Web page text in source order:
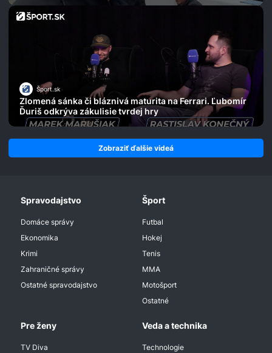
Šport.sk
Zlomená sánka či bláznivá maturita na Ferrari. Ľubomír
Ďuriš odkrýva zákulisie tvrdej hry
Zobraziť ďalšie videá
Spravodajstvo
Domáce správy
Ekonomika
Krimi
Zahraničné správy
Ostatné spravodajstvo
Šport
Futbal
Hokej
Tenis
MMA
Motošport
Ostatné
Pre ženy
TV Diva
Veda a technika
Technologie